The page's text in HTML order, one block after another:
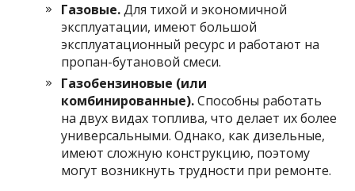
Газовые.Для тихой и экономичной
эксплуатации, имеютбольшой
эксплуатационный ресурс и работают на
пропан-бутановой смеси.
Газобензиновые (или
комбинированные).Способны работать
на двух видах топлива, что делает их более
универсальными. Однако, как дизельные,
имеют сложную конструкцию, поэтому
могут возникнуть трудности при ремонте.